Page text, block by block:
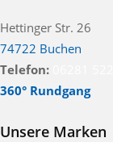
Hettinger Str. 26
74722 Buchen
Telefon:
360° Rundgang
Unsere Marken